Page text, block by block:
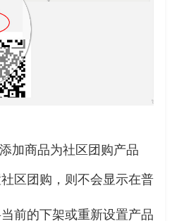
加商品为社区团购产品
区团购，则不会显示在普
前的下架或重新设置产品